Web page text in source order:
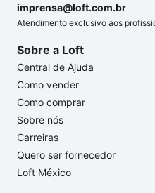
imprensa@loft.com.br
Atendimento exclusivo aos
Sobre a Loft
Central de Ajuda
Como vender
Como comprar
Sobre nós
Carreiras
Quero ser fornecedor
Loft México